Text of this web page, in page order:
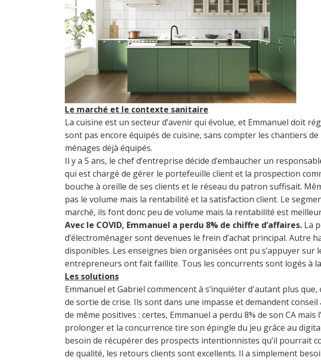
Le marché et le contexte sanitaire
La cuisine est un secteur d’avenir qui évolue, et Emmanuel doit
sont pas encore équipés de cuisine, sans compter les chantiers
ménages déjà équipés.
Il y a 5 ans, le chef d’entreprise décide d’embaucher un
qui est chargé de gérer le portefeuille client et la prospection
bouche à oreille de ses clients et le réseau du patron suffisait.
pas le volume mais la rentabilité et la satisfaction client. Le
marché, ils font donc peu de volume mais la rentabilité est
Avec le COVID, Emmanuel a perdu 8% de chiffre d’affaires. La
d’électroménager sont devenues le frein d’achat principal. Autre
disponibles. Les enseignes bien organisées ont pu s’appuyer
entrepreneurs ont fait faillite. Tous les concurrents sont logés à
Les solutions
Emmanuel et Gabriel commencent à s’inquiéter d'autant plus
de sortie de crise. Ils sont dans une impasse et demandent
de même positives : certes, Emmanuel a perdu 8% de son CA
prolonger et la concurrence tire son épingle du jeu grâce au
besoin de récupérer des prospects intentionnistes qu’il pourrait
de qualité, les retours clients sont excellents. Il a simplement